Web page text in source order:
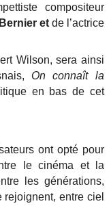
compositeur
etde l’actrice
Wilson, sera ainsi
On connaît la
en bas de cet
ont opté pour
le cinéma et la
les générations,
entre ciel